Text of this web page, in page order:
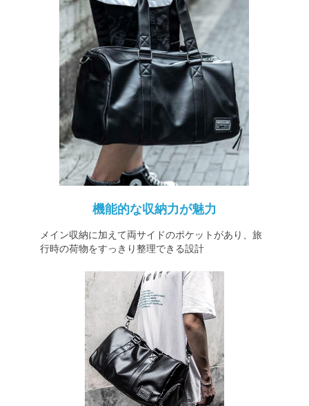
機能的な収納力が魅力
メイン収納に加えて両サイドのポケットがあり、旅
行時の荷物をすっきり整理できる設計